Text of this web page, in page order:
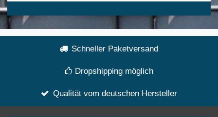
Schneller Paketversand
Dropshipping möglich
Qualität vom deutschen Hersteller